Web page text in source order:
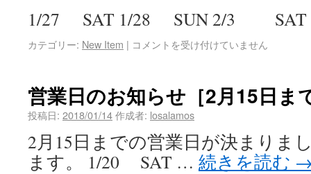
1/27 SAT 1/28 SUN 2/3
カテゴリー: New Item | コメントを受け付けていません
営業日のお知らせ［2月15日ま
投稿日: 2018/01/14作成者: losalamos
2月15日までの営業日が決まりま
ます。 1/20 SAT … 続きを読む